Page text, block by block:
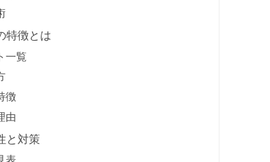
特徴とは
一覧
徴
由
と対策